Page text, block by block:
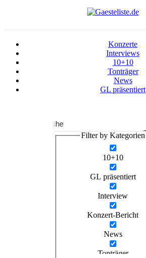
Konzerte
Interviews
10+10
Tonträger
News
GL präsentiert
Suche
Filter by Kategorien
10+10
GL präsentiert
Interview
Konzert-Bericht
News
Tonträger